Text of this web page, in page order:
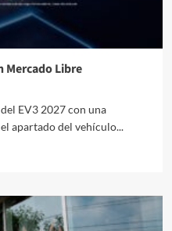
Mercado Libre
EV3 2027 con una
apartado del vehículo...